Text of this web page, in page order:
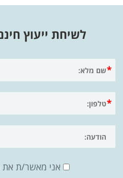
לשיחת ייעוץ
אני מאשר/ת את